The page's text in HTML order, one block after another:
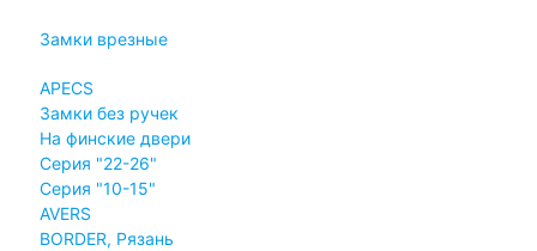
Замки врезные
APECS
Замки без ручек
На финские двери
Серия "22-26"
Серия "10-15"
AVERS
BORDER, Рязань